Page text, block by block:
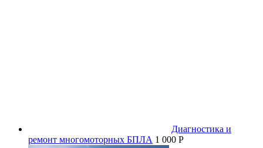
Диагностика и
ремонт многомоторных БПЛА 1 000 P